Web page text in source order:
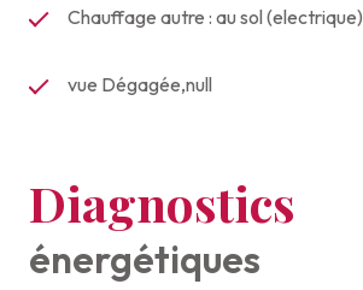
Chauffage autre : au sol (electrique)
vue Dégagée,null
Diagnostics
énergétiques